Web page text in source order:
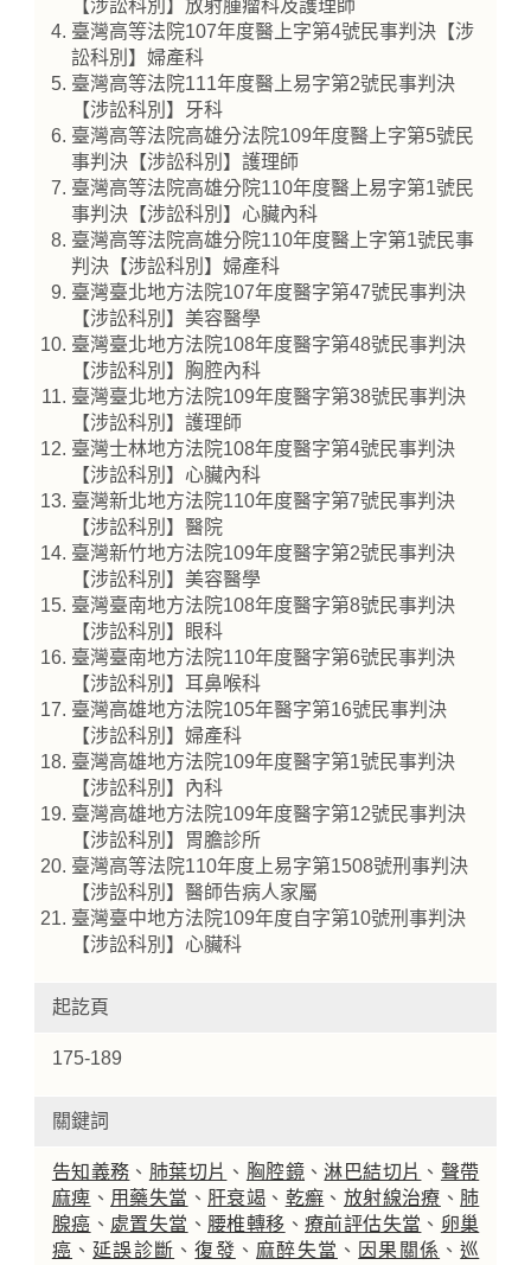
【涉訟科別】放射腫瘤科及護理師
臺灣高等法院107年度醫上字第4號民事判決【涉
訟科別】婦產科
臺灣高等法院111年度醫上易字第2號民事判決
【涉訟科別】牙科
臺灣高等法院高雄分法院109年度醫上字第5號民
事判決【涉訟科別】護理師
臺灣高等法院高雄分院110年度醫上易字第1號民
事判決【涉訟科別】心臟內科
臺灣高等法院高雄分院110年度醫上字第1號民事
判決【涉訟科別】婦產科
臺灣臺北地方法院107年度醫字第47號民事判決
【涉訟科別】美容醫學
臺灣臺北地方法院108年度醫字第48號民事判決
【涉訟科別】胸腔內科
臺灣臺北地方法院109年度醫字第38號民事判決
【涉訟科別】護理師
臺灣士林地方法院108年度醫字第4號民事判決
【涉訟科別】心臟內科
臺灣新北地方法院110年度醫字第7號民事判決
【涉訟科別】醫院
臺灣新竹地方法院109年度醫字第2號民事判決
【涉訟科別】美容醫學
臺灣臺南地方法院108年度醫字第8號民事判決
【涉訟科別】眼科
臺灣臺南地方法院110年度醫字第6號民事判決
【涉訟科別】耳鼻喉科
臺灣高雄地方法院105年醫字第16號民事判決
【涉訟科別】婦產科
臺灣高雄地方法院109年度醫字第1號民事判決
【涉訟科別】內科
臺灣高雄地方法院109年度醫字第12號民事判決
【涉訟科別】胃膽診所
臺灣高等法院110年度上易字第1508號刑事判決
【涉訟科別】醫師告病人家屬
臺灣臺中地方法院109年度自字第10號刑事判決
【涉訟科別】心臟科
起訖頁
175-189
關鍵詞
告知義務 、 肺葉切片 、 胸腔鏡 、 淋巴結切片 、 聲帶
麻痺 、 用藥失當 、 肝衰竭 、 乾癬 、 放射線治療 、 肺
腺癌 、 處置失當 、 腰椎轉移 、療前評估失當 、 卵巢
癌 、 延誤診斷 、復發 、 麻醉失當 、 因果關係 、巡